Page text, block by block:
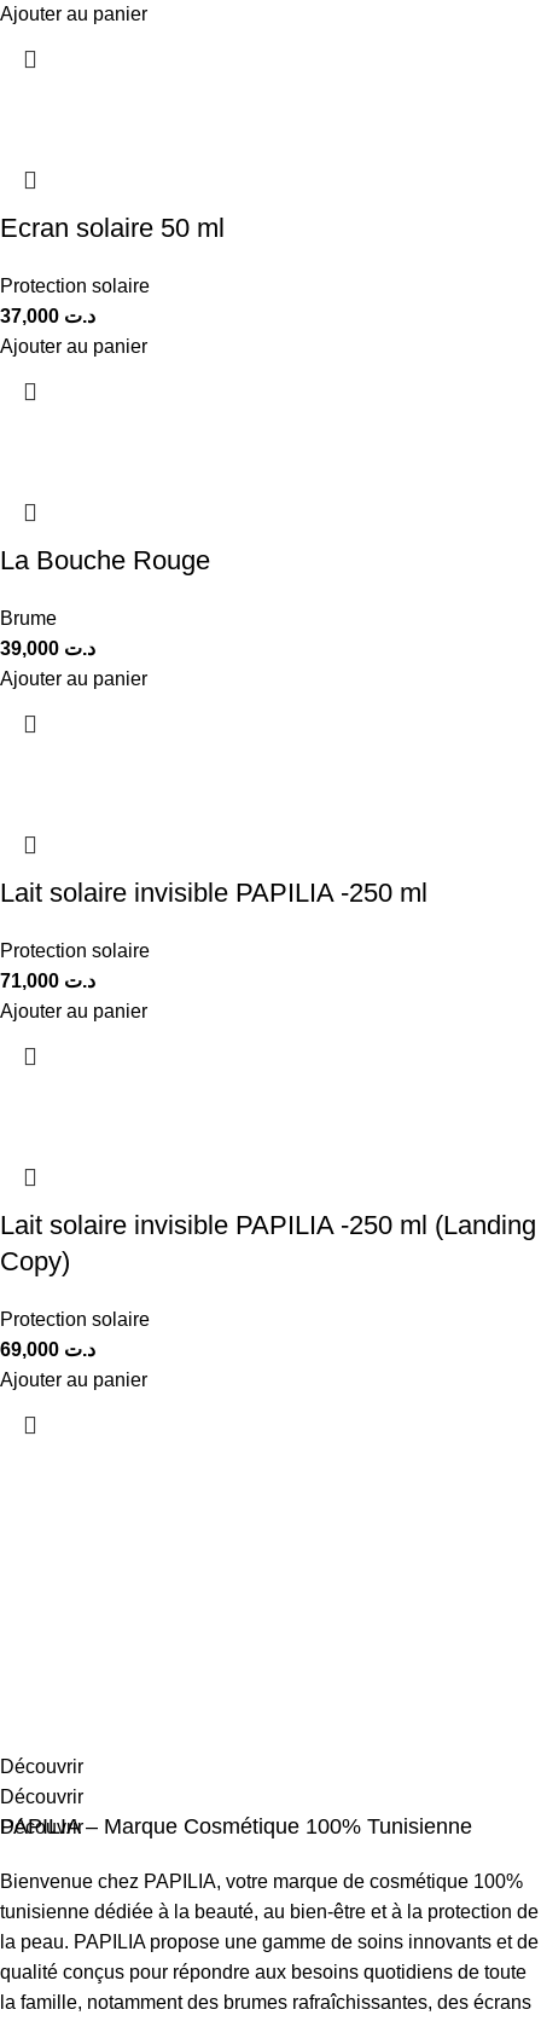
Ajouter au panier
Ecran solaire 50 ml
Protection solaire
د.ت
Ajouter au panier
La Bouche Rouge
Brume
د.ت
Ajouter au panier
Lait solaire invisible PAPILIA -250 ml
Protection solaire
د.ت
Ajouter au panier
Lait solaire invisible PAPILIA -250 ml (Landing
Copy)
Protection solaire
د.ت
Ajouter au panier
Découvrir
Découvrir
Découvrir
PAPILIA – Marque Cosmétique 100% Tunisienne
Bienvenue chez PAPILIA, votre marque de cosmétique 100%
tunisienne dédiée à la beauté, au bien-être et à la protection de
la peau. PAPILIA propose une gamme de soins innovants et de
qualité conçus pour répondre aux besoins quotidiens de toute
la famille, notamment des brumes rafraîchissantes, des écrans